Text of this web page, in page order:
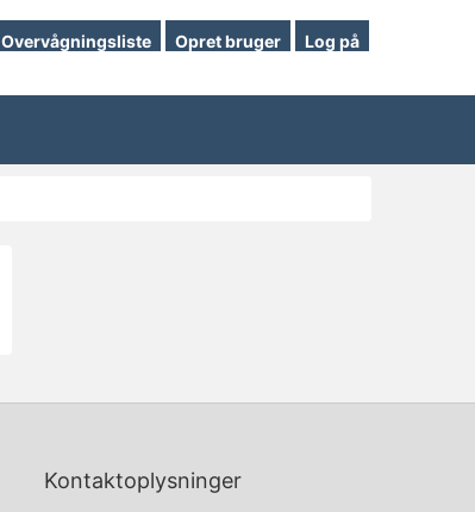
Overvågningsliste Opret bruger Log på
Kontaktoplysninger